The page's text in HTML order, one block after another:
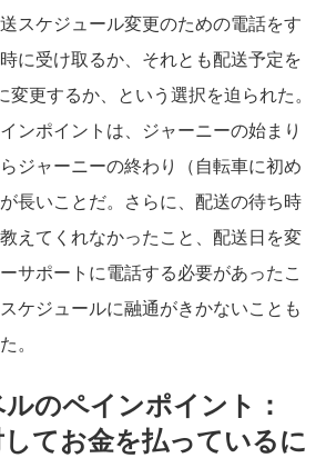
スケジュール変更のための電話をす
に受け取るか、それとも配送予定を
変更するか、という選択を迫られた。
ンポイントは、ジャーニーの始まり
ジャーニーの終わり（自転車に初め
長いことだ。さらに、配送の待ち時
えてくれなかったこと、配送日を変
サポートに電話する必要があったこ
ケジュールに融通がきかないことも
。
のペインポイント：
てお金を払っているに